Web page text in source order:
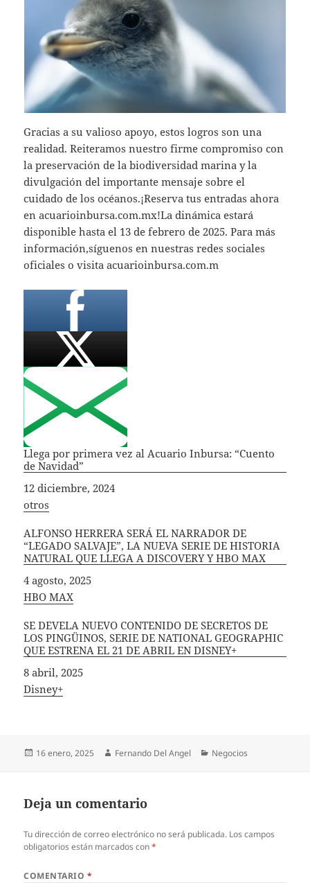
Gracias a su valioso apoyo, estos logros son una
realidad. Reiteramos nuestro firme compromiso con
la preservación de la biodiversidad marina y la
divulgación del importante mensaje sobre el
cuidado de los océanos.¡Reserva tus entradas ahora
en acuarioinbursa.com.mx!La dinámica estará
disponible hasta el 13 de febrero de 2025. Para más
información,síguenos en nuestras redes sociales
oficiales o visita acuarioinbursa.com.m
Llega por primera vez al Acuario Inbursa: “Cuento
de Navidad”
Fecha
12 diciembre, 2024
In relation to
otros
ALFONSO HERRERA SERÁ EL NARRADOR DE
“LEGADO SALVAJE”, LA NUEVA SERIE DE HISTORIA
NATURAL QUE LLEGA A DISCOVERY Y HBO MAX
Fecha
4 agosto, 2025
In relation to
HBO MAX
SE DEVELA NUEVO CONTENIDO DE SECRETOS DE
LOS PINGÜINOS, SERIE DE NATIONAL GEOGRAPHIC
QUE ESTRENA EL 21 DE ABRIL EN DISNEY+
Fecha
8 abril, 2025
In relation to
Disney+
Publicado
16 enero, 2025 Autor
Fernando Del Angel Categorías
Negocios
Deja un comentario
Tu dirección de correo electrónico no será publicada. Los campos
obligatorios están marcados con*
COMENTARIO *